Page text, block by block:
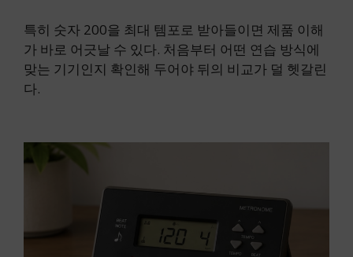
특히 숫자 200을 최대 템포로 받아들이면 제품 이해
가 바로 어긋날 수 있다. 처음부터 어떤 연습 방식에
맞는 기기인지 확인해 두어야 뒤의 비교가 덜 헷갈린
다.